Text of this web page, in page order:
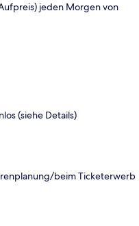
jeden Morgen von
(siehe Details)
beim Ticketerwerb